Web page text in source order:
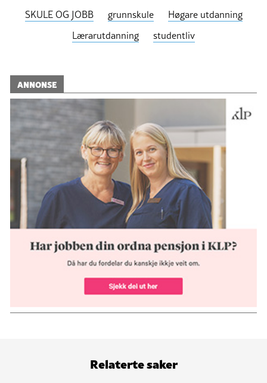
SKULE OG JOBB grunnskule
Høgare utdanning
Lærarutdanning
studentliv
ANNONSE
Relaterte saker